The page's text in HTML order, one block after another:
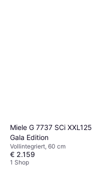
Miele G 7737 SCi XXL125
Gala Edition
Vollintegriert, 60 cm
€ 2.159
1 Shop